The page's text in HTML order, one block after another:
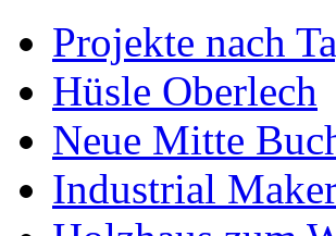
Projekte nach
Hüsle Oberlech
Neue Mitte
Industrial